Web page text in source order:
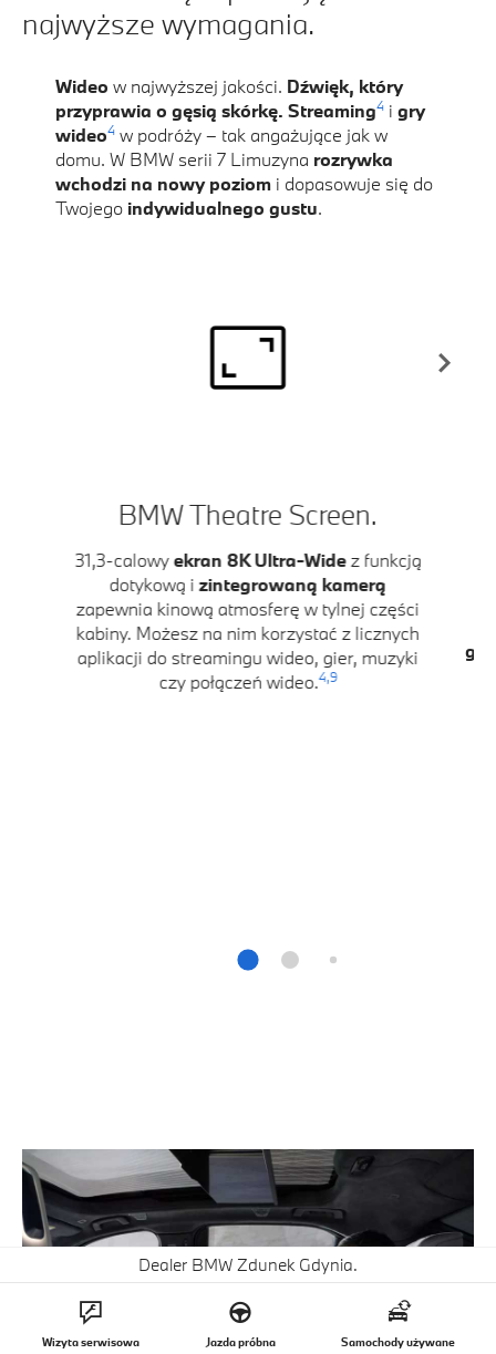
najwyższe wymagania.
Wideo w najwyższej jakości. Dźwięk, który
przyprawia o gęsią skórkę. Streaming4 i gry
wideo4 w podróży – tak angażujące jak w
domu. W BMW serii 7 Limuzyna rozrywka
wchodzi na nowy poziom i dopasowuje się do
Twojego indywidualnego gustu.
BMW Theatre Screen.
31,3-calowyekran 8K Ultra-Widez funkcją
dotykową izintegrowaną kamerą
zapewnia kinową atmosferę w tylnej części
kabiny. Możesz na nim korzystać z licznych
aplikacji do streamingu wideo, gier, muzyki
czy połączeń wideo.4,9
Dealer BMW Zdunek Gdynia.
Wizyta serwisowa Jazda próbna Samochody używane